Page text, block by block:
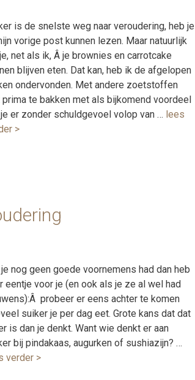
is de snelste weg naar veroudering, heb je
vorige post kunnen lezen. Maar natuurlijk
net als ik, Â je brownies en carrotcake
blijven eten. Dat kan, heb ik de afgelopen
ondervonden. Met andere zoetstoffen
prima te bakken met als bijkomend voordeel
er zonder schuldgevoel volop van … lees
>
nog geen goede voornemens had dan heb
eentje voor je (en ook als je ze al wel had
probeer er eens achter te komen
suiker je per dag eet. Grote kans dat dat
is dan je denkt. Want wie denkt er aan
bij pindakaas, augurken of sushiazijn? …
verder >